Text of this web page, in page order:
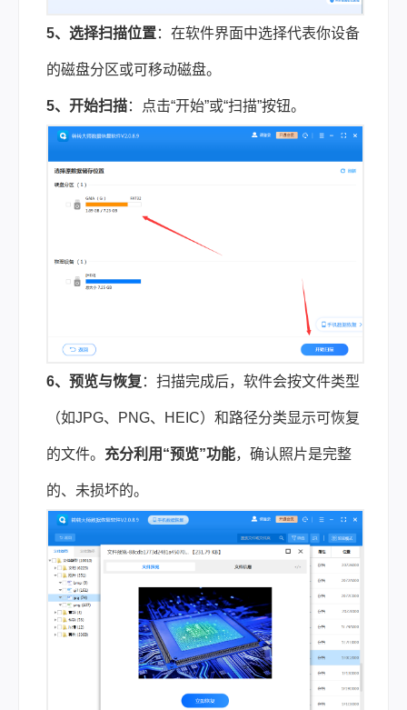
5、选择扫描位置：在软件界面中选择代表你设备
的磁盘分区或可移动磁盘。
5、开始扫描：点击“开始”或“扫描”按钮。
6、预览与恢复 ：扫描完成后，软件会按文件类型
（如JPG、PNG、HEIC）和路径分类显示可恢复
的文件。 充分利用“预览”功能，确认照片是完整
的、未损坏的。